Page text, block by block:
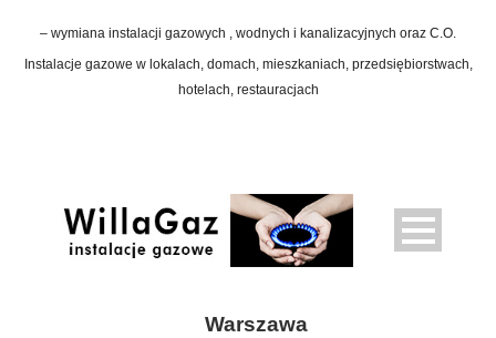
– wymiana instalacji gazowych , wodnych i kanalizacyjnych oraz C.O.
Instalacje gazowe w lokalach, domach, mieszkaniach, przedsiębiorstwach,
hotelach, restauracjach
Warszawa